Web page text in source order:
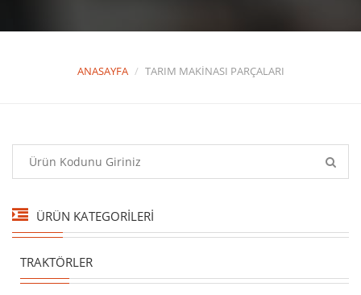
ANASAYFA TARIM MAKINASI PARÇALARI
ÜRÜN KATEGORİLERİ
TRAKTÖRLER